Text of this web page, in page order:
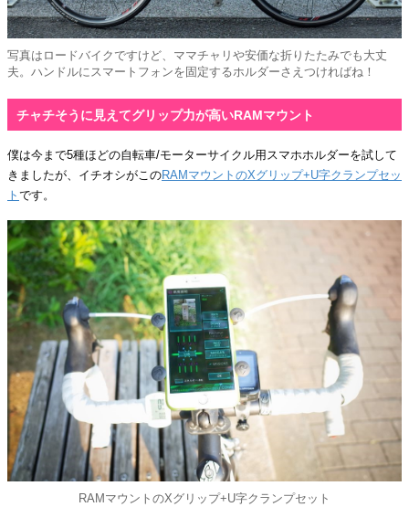
写真はロードバイクですけど、ママチャリや安価な折りたたみでも大丈
夫。ハンドルにスマートフォンを固定するホルダーさえつければね！
チャチそうに見えてグリップ力が高いRAMマウント
僕は今まで5種ほどの自転車/モーターサイクル用スマホホルダーを試して
きましたが、イチオシがこのRAMマウントのXグリップ+U字クランプセッ
ト です。
RAMマウントのXグリップ+U字クランプセット